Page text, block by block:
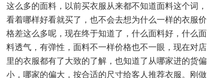
这么多的面料，以前买衣服从来都不知道面料这个词，
看着哪样好看就买了，也不会去想为什么一样的衣服价
格差这么多呢，现在终于知道了，什么面料好，什么面
料透气，有弹性，面料不一样价格也不一眼，现在对店
里的衣服都有了大致的了解，也知道了从哪家进的货偏
小，哪家的偏大，按合适的尺寸给客人推荐衣服。刚做